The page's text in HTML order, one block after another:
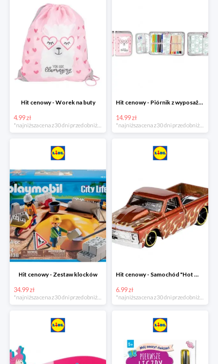
Hit cenowy - Worek na buty
4.99 zł
Hit cenowy - Piórnik z wyposażeniem
14.99 zł
Hit cenowy - Zestaw klocków
34.99 zł
*najniższa cena z 30 dni przed obniżką
Hit cenowy - Samochód "Hot Wheels"
6.99 zł
*najniższa cena z 30 dni przed obniżką